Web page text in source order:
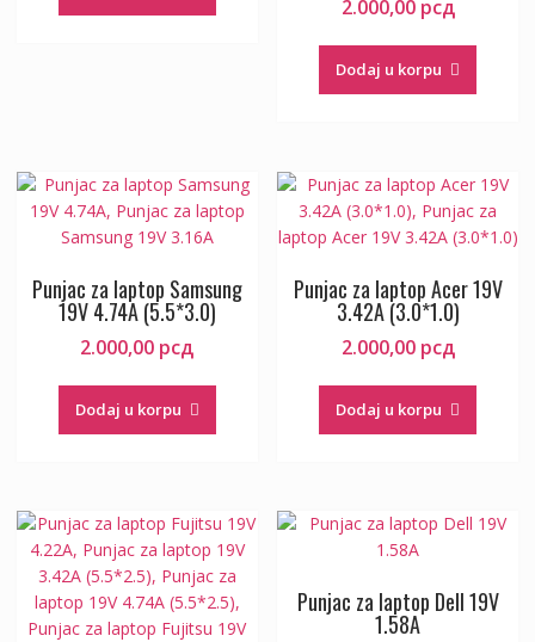
2.000,00 рсд
Dodaj u korpu
Punjac za laptop Samsung
19V 4.74A (5.5*3.0)
2.000,00 рсд
Dodaj u korpu
Punjac za laptop Acer 19V
3.42A (3.0*1.0)
2.000,00 рсд
Dodaj u korpu
Punjac za laptop Dell 19V
1.58A